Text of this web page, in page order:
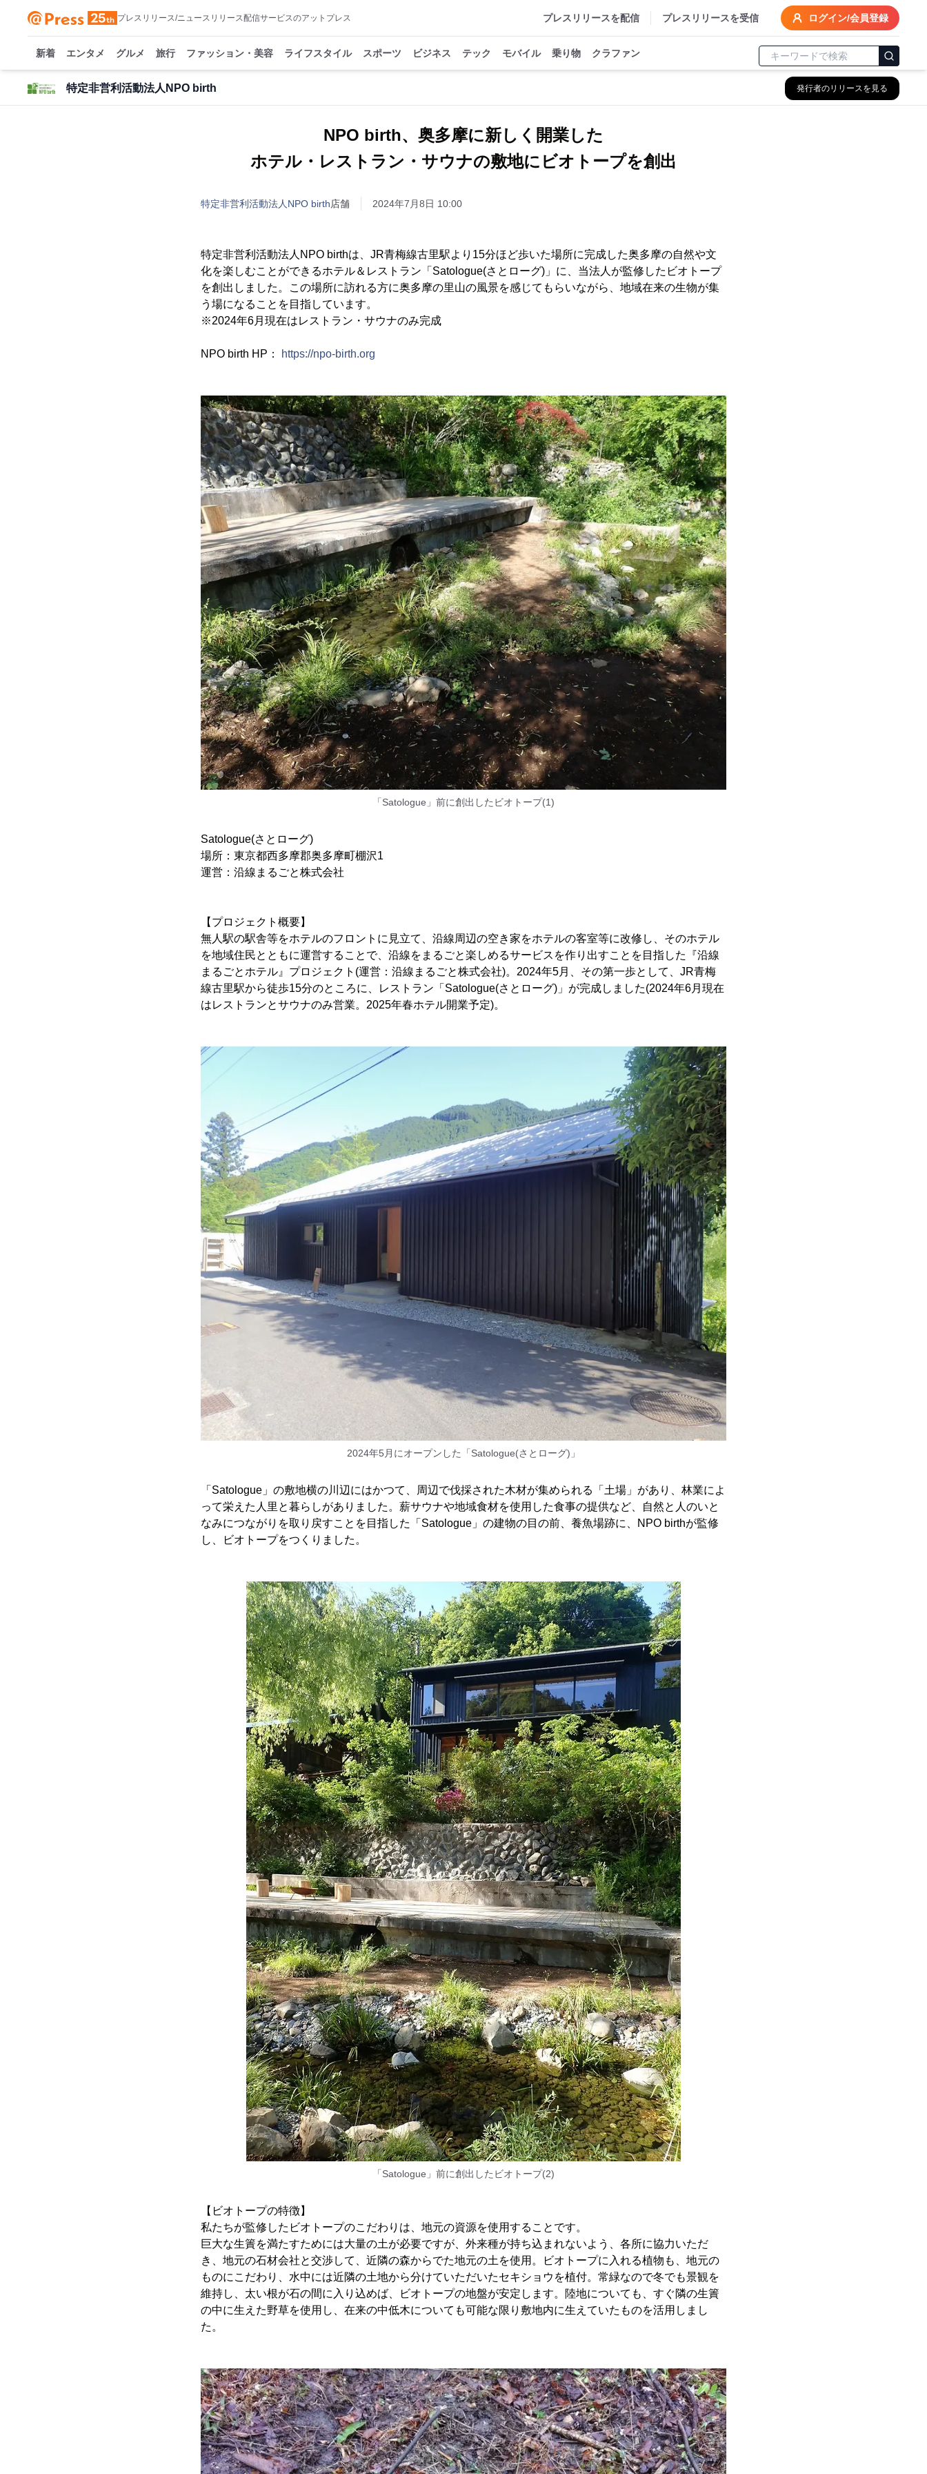
プレスリリース/ニュースリリース配信サービスのアットプレス プレスリリースを配信 プレスリリースを受信 ログイン/会員登録
新着 エンタメ グルメ 旅行 ファッション・美容 ライフスタイル スポーツ ビジネス テック モバイル 乗り物 クラファン
特定非営利活動法人NPO birth 発行者のリリースを見る
NPO birth、奥多摩に新しく開業した
ホテル・レストラン・サウナの敷地にビオトープを創出
特定非営利活動法人NPO birth店舗 2024年7月8日 10:00
特定非営利活動法人NPO birthは、JR青梅線古里駅より15分ほど歩いた場所に完成した奥多摩の自然や文
化を楽しむことができるホテル＆レストラン「Satologue(さとローグ)」に、当法人が監修したビオトープ
を創出しました。この場所に訪れる方に奥多摩の里山の風景を感じてもらいながら、地域在来の生物が集
う場になることを目指しています。
※2024年6月現在はレストラン・サウナのみ完成
NPO birth HP： https://npo-birth.org
「Satologue」前に創出したビオトープ(1)
Satologue(さとローグ)
場所：東京都西多摩郡奥多摩町棚沢1
運営：沿線まるごと株式会社
【プロジェクト概要】
無人駅の駅舎等をホテルのフロントに見立て、沿線周辺の空き家をホテルの客室等に改修し、そのホテル
を地域住民とともに運営することで、沿線をまるごと楽しめるサービスを作り出すことを目指した『沿線
まるごとホテル』プロジェクト(運営：沿線まるごと株式会社)。2024年5月、その第一歩として、JR青梅
線古里駅から徒歩15分のところに、レストラン「Satologue(さとローグ)」が完成しました(2024年6月現在
はレストランとサウナのみ営業。2025年春ホテル開業予定)。
2024年5月にオープンした「Satologue(さとローグ)」
「Satologue」の敷地横の川辺にはかつて、周辺で伐採された木材が集められる「土場」があり、林業によ
って栄えた人里と暮らしがありました。薪サウナや地域食材を使用した食事の提供など、自然と人のいと
なみにつながりを取り戻すことを目指した「Satologue」の建物の目の前、養魚場跡に、NPO birthが監修
し、ビオトープをつくりました。
「Satologue」前に創出したビオトープ(2)
【ビオトープの特徴】
私たちが監修したビオトープのこだわりは、地元の資源を使用することです。
巨大な生簀を満たすためには大量の土が必要ですが、外来種が持ち込まれないよう、各所に協力いただ
き、地元の石材会社と交渉して、近隣の森からでた地元の土を使用。ビオトープに入れる植物も、地元の
ものにこだわり、水中には近隣の土地から分けていただいたセキショウを植付。常緑なので冬でも景観を
維持し、太い根が石の間に入り込めば、ビオトープの地盤が安定します。陸地についても、すぐ隣の生簀
の中に生えた野草を使用し、在来の中低木についても可能な限り敷地内に生えていたものを活用しまし
た。